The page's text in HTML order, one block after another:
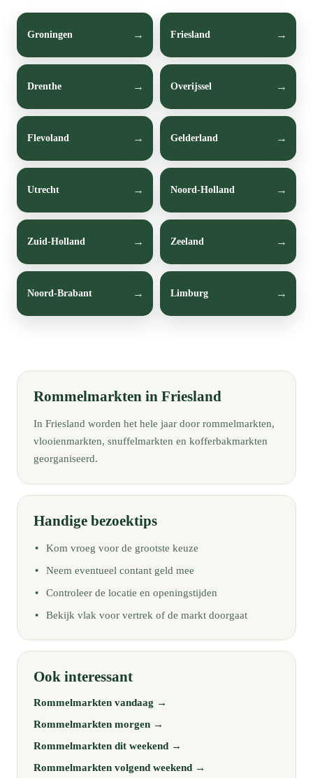
Groningen Friesland
Drenthe Overijssel
Flevoland Gelderland
Utrecht Noord-Holland
Zuid-Holland Zeeland
Noord-Brabant Limburg
Rommelmarkten in Friesland
In Friesland worden het hele jaar door rommelmarkten,
vlooienmarkten, snuffelmarkten en kofferbakmarkten
georganiseerd.
Handige bezoektips
Kom vroeg voor de grootste keuze
Neem eventueel contant geld mee
Controleer de locatie en openingstijden
Bekijk vlak voor vertrek of de markt doorgaat
Ook interessant
Rommelmarkten vandaag →
Rommelmarkten morgen →
Rommelmarkten dit weekend →
Rommelmarkten volgend weekend →